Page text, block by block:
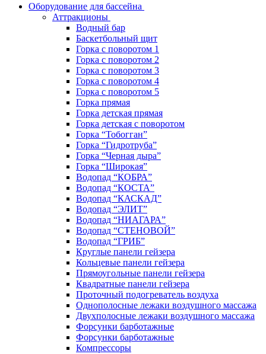
Оборудование для бассейна
Аттракционы
Водный бар
Баскетбольный щит
Горка с поворотом 1
Горка с поворотом 2
Горка с поворотом 3
Горка с поворотом 4
Горка с поворотом 5
Горка прямая
Горка детская прямая
Горка детская с поворотом
Горка “Тобогган”
Горка “Гидротруба”
Горка “Черная дыра”
Горка “Широкая”
Водопад “КОБРА”
Водопад “КОСТА”
Водопад “КАСКАД”
Водопад “ЭЛИТ”
Водопад “НИАГАРА”
Водопад “СТЕНОВОЙ”
Водопад “ГРИБ”
Круглые панели гейзера
Кольцевые панели гейзера
Прямоугольные панели гейзера
Квадратные панели гейзера
Проточный подогреватель воздуха
Однополосные лежаки воздушного массажа
Двухполосные лежаки воздушного массажа
Форсунки барботажные
Форсунки барботажные
Компрессоры